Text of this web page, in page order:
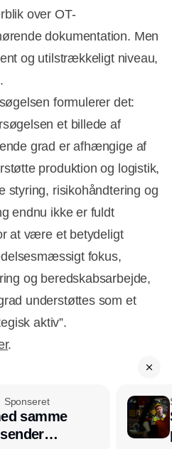
over OT-
dokumentation. Men
og utilstrækkeligt niveau,
formulerer det:
et billede af
grad er afhængige af
produktion og logistik,
styring, risikohåndtering og
endnu ikke er fuldt
at være et betydeligt
fokus,
og beredskabsarbejde,
understøttes som et
aktiv”.
.
Sponseret
samme